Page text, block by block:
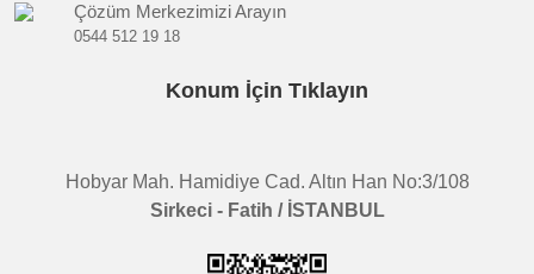
Çözüm Merkezimizi Arayın
0544 512 19 18
Konum İçin Tıklayın
Hobyar Mah. Hamidiye Cad. Altın Han No:3/108
Sirkeci - Fatih / İSTANBUL